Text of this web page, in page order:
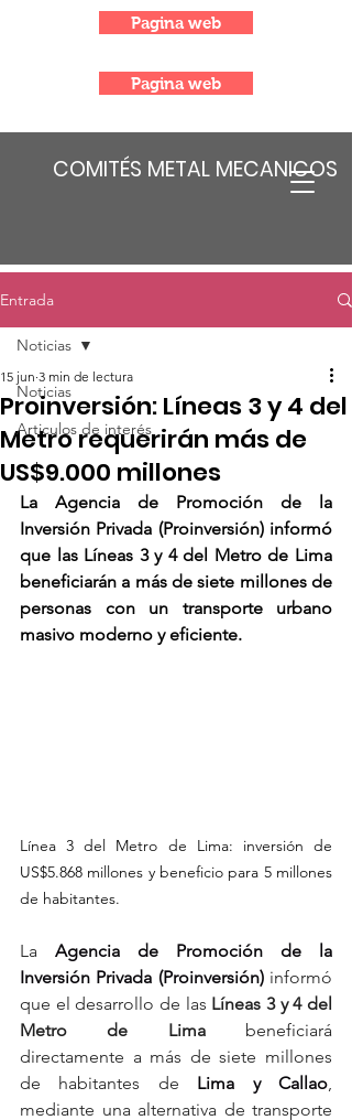
COMITÉS METAL MECANICOS
Pagina web
Pagina web
Entrada
Noticias
Articulos de interés
Noticias
Proinversión: Líneas 3 y 4 del
Metro requerirán más de
US$9.000 millones
15 jun 3 min de lectura
La Agencia de Promoción de la
Inversión Privada (Proinversión) informó
que las Líneas 3 y 4 del Metro de Lima
beneficiarán a más de siete millones de
personas con un transporte urbano
masivo moderno y eficiente.
Línea 3 del Metro de Lima: inversión de
US$5.868 millones y beneficio para 5 millones
de habitantes.
La Agencia de Promoción de la
Inversión Privada (Proinversión) informó
que el desarrollo de las Líneas 3 y 4 del
Metro de Lima beneficiará
directamente a más de siete millones
de habitantes de Lima y Callao,
mediante una alternativa de transporte